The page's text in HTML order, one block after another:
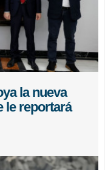
la nueva
le reportará